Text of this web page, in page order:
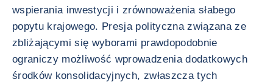
wspierania inwestycji i zrównoważenia słabego
popytu krajowego. Presja polityczna związana ze
zbliżającymi się wyborami prawdopodobnie
ograniczy możliwość wprowadzenia dodatkowych
środków konsolidacyjnych, zwłaszcza tych